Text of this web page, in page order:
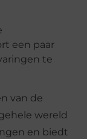
een paar
te
van de
wereld
en biedt